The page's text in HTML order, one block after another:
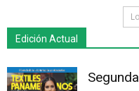
Edición Actual